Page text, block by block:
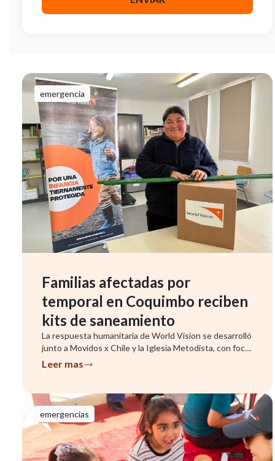
emergencia
Familias afectadas por
temporal en Coquimbo reciben
kits de saneamiento
La respuesta humanitaria de World Vision se desarrolló
junto a Movidos x Chile y la Iglesia Metodista, con foco
en famil...
Leer mas
emergencias